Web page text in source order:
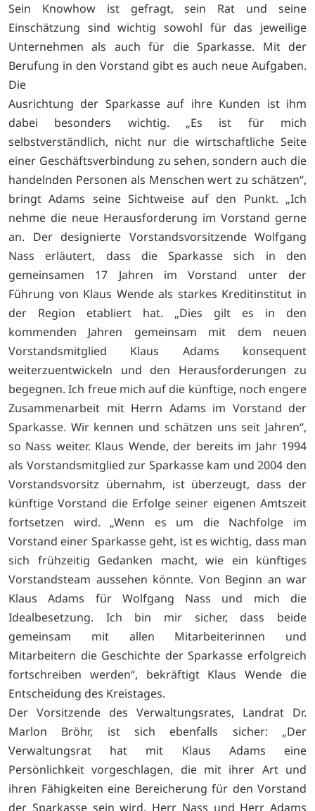
Sein Knowhow ist gefragt, sein Rat und seine
Einschätzung sind wichtig sowohl für das jeweilige
Unternehmen als auch für die Sparkasse. Mit der
Berufung in den Vorstand gibt es auch neue Aufgaben.
Die
Ausrichtung der Sparkasse auf ihre Kunden ist ihm
dabei besonders wichtig. „Es ist für mich
selbstverständlich, nicht nur die wirtschaftliche Seite
einer Geschäftsverbindung zu sehen, sondern auch die
handelnden Personen als Menschen wert zu schätzen“,
bringt Adams seine Sichtweise auf den Punkt. „Ich
nehme die neue Herausforderung im Vorstand gerne
an. Der designierte Vorstandsvorsitzende Wolfgang
Nass erläutert, dass die Sparkasse sich in den
gemeinsamen 17 Jahren im Vorstand unter der
Führung von Klaus Wende als starkes Kreditinstitut in
der Region etabliert hat. „Dies gilt es in den
kommenden Jahren gemeinsam mit dem neuen
Vorstandsmitglied Klaus Adams konsequent
weiterzuentwickeln und den Herausforderungen zu
begegnen. Ich freue mich auf die künftige, noch engere
Zusammenarbeit mit Herrn Adams im Vorstand der
Sparkasse. Wir kennen und schätzen uns seit Jahren“,
so Nass weiter. Klaus Wende, der bereits im Jahr 1994
als Vorstandsmitglied zur Sparkasse kam und 2004 den
Vorstandsvorsitz übernahm, ist überzeugt, dass der
künftige Vorstand die Erfolge seiner eigenen Amtszeit
fortsetzen wird. „Wenn es um die Nachfolge im
Vorstand einer Sparkasse geht, ist es wichtig, dass man
sich frühzeitig Gedanken macht, wie ein künftiges
Vorstandsteam aussehen könnte. Von Beginn an war
Klaus Adams für Wolfgang Nass und mich die
Idealbesetzung. Ich bin mir sicher, dass beide
gemeinsam mit allen Mitarbeiterinnen und
Mitarbeitern die Geschichte der Sparkasse erfolgreich
fortschreiben werden“, bekräftigt Klaus Wende die
Entscheidung des Kreistages.
Der Vorsitzende des Verwaltungsrates, Landrat Dr.
Marlon Bröhr, ist sich ebenfalls sicher: „Der
Verwaltungsrat hat mit Klaus Adams eine
Persönlichkeit vorgeschlagen, die mit ihrer Art und
ihren Fähigkeiten eine Bereicherung für den Vorstand
der Sparkasse sein wird. Herr Nass und Herr Adams